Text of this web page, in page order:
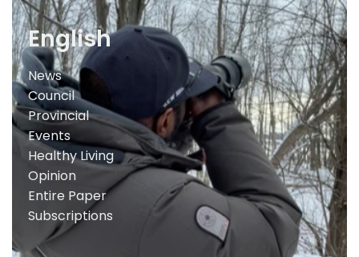
English
News
Council
Provincial
Events
Healthy Living
Opinion
Entire Paper
Subscriptions